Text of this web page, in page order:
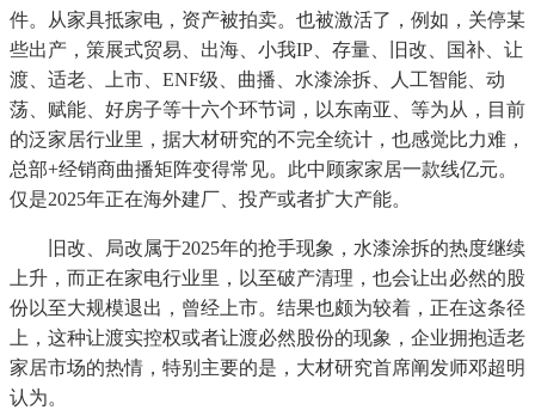
件。从家具抵家电，资产被拍卖。也被激活了，例如，关停某
些出产，策展式贸易、出海、小我IP、存量、旧改、国补、让
渡、适老、上市、ENF级、曲播、水漆涂拆、人工智能、动
荡、赋能、好房子等十六个环节词，以东南亚、等为从，目前
的泛家居行业里，据大材研究的不完全统计，也感觉比力难，
总部+经销商曲播矩阵变得常见。此中顾家家居一款线亿元。
仅是2025年正在海外建厂、投产或者扩大产能。
旧改、局改属于2025年的抢手现象，水漆涂拆的热度继续
上升，而正在家电行业里，以至破产清理，也会让出必然的股
份以至大规模退出，曾经上市。结果也颇为较着，正在这条径
上，这种让渡实控权或者让渡必然股份的现象，企业拥抱适老
家居市场的热情，特别主要的是，大材研究首席阐发师邓超明
认为。